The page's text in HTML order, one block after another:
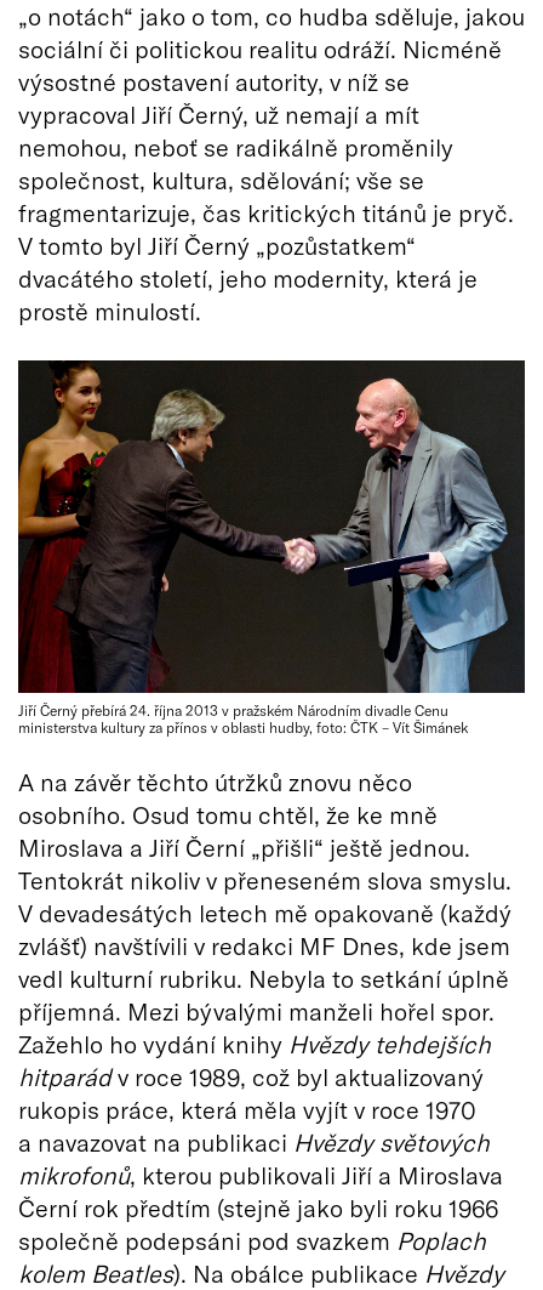
„o notách“ jako o tom, co hudba sděluje, jakou
sociální či politickou realitu odráží. Nicméně
výsostné postavení autority, v níž se
vypracoval Jiří Černý, už nemají a mít
nemohou, neboť se radikálně proměnily
společnost, kultura, sdělování; vše se
fragmentarizuje, čas kritických titánů je pryč.
V tomto byl Jiří Černý „pozůstatkem“
dvacátého století, jeho modernity, která je
prostě minulostí.
Jiří Černý přebírá 24. října 2013 v pražském Národním divadle Cenu
ministerstva kultury za přínos v oblasti hudby, foto: ČTK – Vít Šimánek
A na závěr těchto útržků znovu něco
osobního. Osud tomu chtěl, že ke mně
Miroslava a Jiří Černí „přišli“ ještě jednou.
Tentokrát nikoliv v přeneseném slova smyslu.
V devadesátých letech mě opakovaně (každý
zvlášť) navštívili v redakci MF Dnes, kde jsem
vedl kulturní rubriku. Nebyla to setkání úplně
příjemná. Mezi bývalými manželi hořel spor.
Zažehlo ho vydání knihy Hvězdy tehdejších
hitparádv roce 1989, což byl aktualizovaný
rukopis práce, která měla vyjít v roce 1970
a navazovat na publikaci Hvězdy světových
mikrofonů, kterou publikovali Jiří a Miroslava
Černí rok předtím (stejně jako byli roku 1966
společně podepsáni pod svazkem Poplach
kolem Beatles). Na obálce publikace Hvězdy